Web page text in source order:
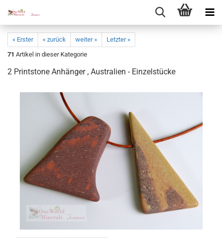
« Erster « zurück weiter »
Letzter »
71 Artikel in dieser Kategorie
2 Print­stone An­hän­ger , Aus­tra­li­en - Ein­zel­stü­cke